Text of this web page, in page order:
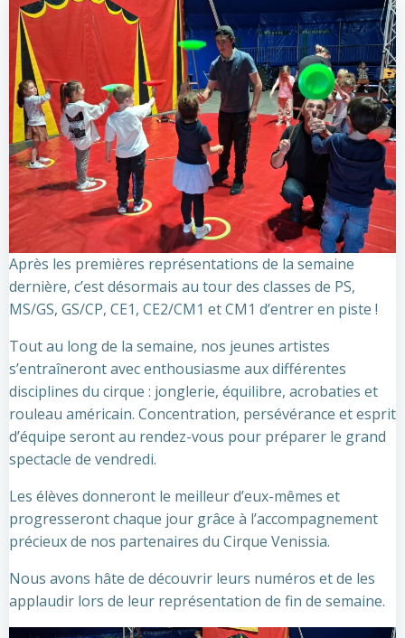
Après les premières représentations de la semaine
dernière, c’est désormais au tour des classes de PS,
MS/GS, GS/CP, CE1, CE2/CM1 et CM1 d’entrer en piste !
Tout au long de la semaine, nos jeunes artistes
s’entraîneront avec enthousiasme aux différentes
disciplines du cirque : jonglerie, équilibre, acrobaties et
rouleau américain. Concentration, persévérance et esprit
d’équipe seront au rendez-vous pour préparer le grand
spectacle de vendredi.
Les élèves donneront le meilleur d’eux-mêmes et
progresseront chaque jour grâce à l’accompagnement
précieux de nos partenaires du Cirque Venissia.
Nous avons hâte de découvrir leurs numéros et de les
applaudir lors de leur représentation de fin de semaine.